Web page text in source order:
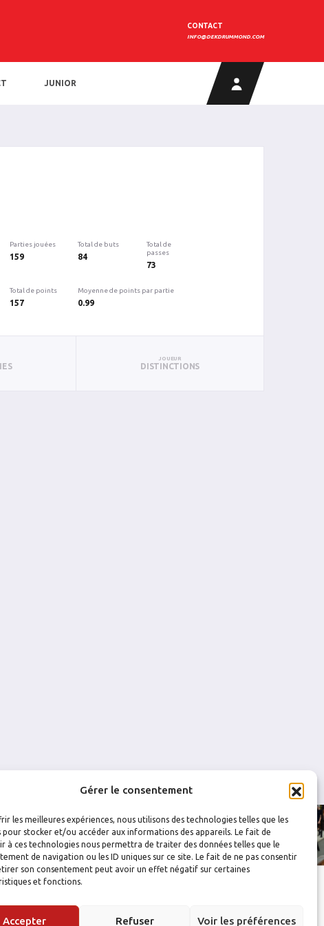
Gérer le consentement
les meilleures expériences, nous utilisons des technologies telles que les
pour stocker et/ou accéder aux informations des appareils. Le fait de
à ces technologies nous permettra de traiter des données telles que le
de navigation ou les ID uniques sur ce site. Le fait de ne pas consentir
son consentement peut avoir un effet négatif sur certaines
et fonctions.
Accepter Refuser Voir les préférences
CONTACT
INFO@DEKDRUMMOND.COM
JUNIOR
Parties jouées
159
Total de buts
84
Total de
passes
73
Total de points
157
Moyenne de points par partie
0.99
JOUEUR
DISTINCTIONS